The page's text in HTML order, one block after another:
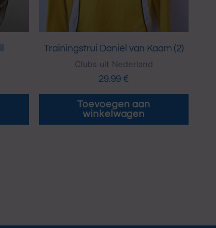
Trainingstrui Daniël van Kaam (2)
Clubs uit Nederland
29.99 €
Toevoegen aan
winkelwagen